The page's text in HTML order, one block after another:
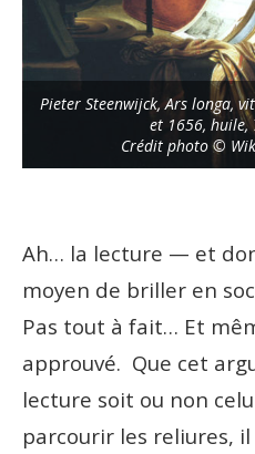
Pieter Steenwijck, Ars longa,
et 1656, huile,
Crédit photo ©
Ah… la lecture — et
moyen de briller en
Pas tout à fait… Et
approuvé. Que cet
lecture soit ou non
parcourir les reliures,